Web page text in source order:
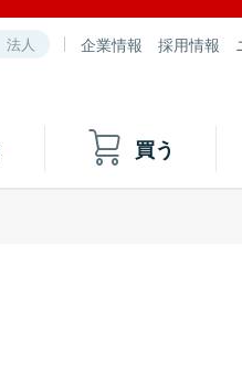
法人 企業情報 採用情報
買う